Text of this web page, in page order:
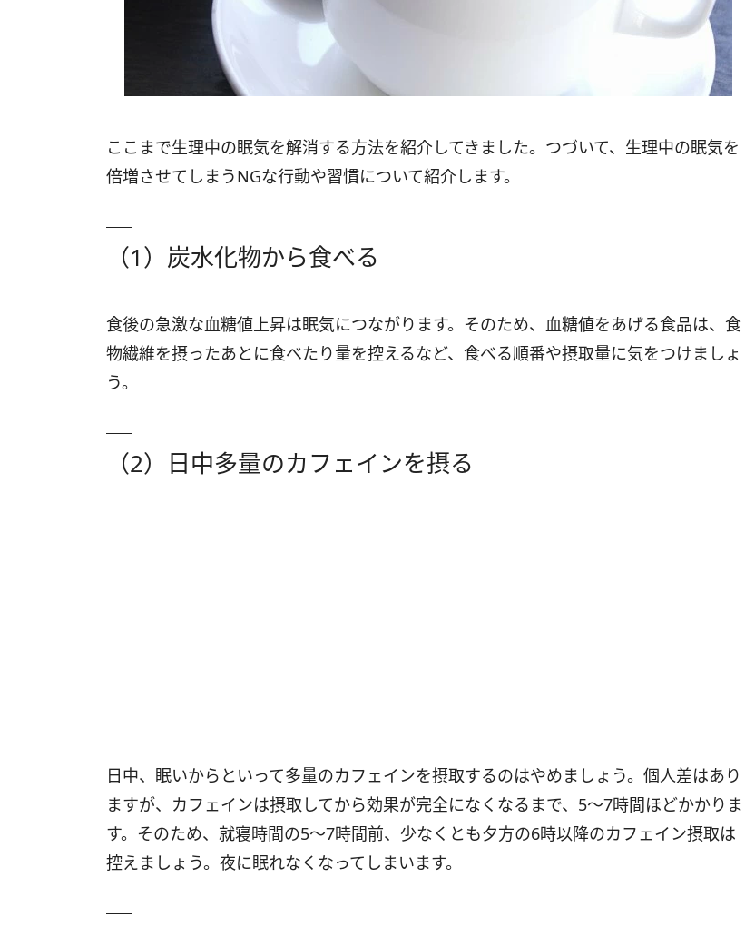
ここまで生理中の眠気を解消する方法を紹介してきました。つづいて、生理中の眠気を
倍増させてしまうNGな行動や習慣について紹介します。
（1）炭水化物から食べる
食後の急激な血糖値上昇は眠気につながります。そのため、血糖値をあげる食品は、食
物繊維を摂ったあとに食べたり量を控えるなど、食べる順番や摂取量に気をつけましょ
う。
（2）日中多量のカフェインを摂る
日中、眠いからといって多量のカフェインを摂取するのはやめましょう。個人差はあり
ますが、カフェインは摂取してから効果が完全になくなるまで、5～7時間ほどかかりま
す。そのため、就寝時間の5～7時間前、少なくとも夕方の6時以降のカフェイン摂取は
控えましょう。夜に眠れなくなってしまいます。